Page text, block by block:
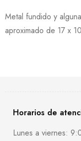
Metal fundido y
aproximado de 17 x
Horarios de
Lunes a viernes: